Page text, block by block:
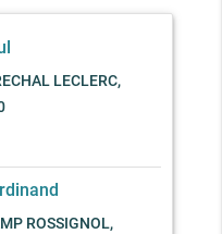
LECLERC,
ROSSIGNOL,